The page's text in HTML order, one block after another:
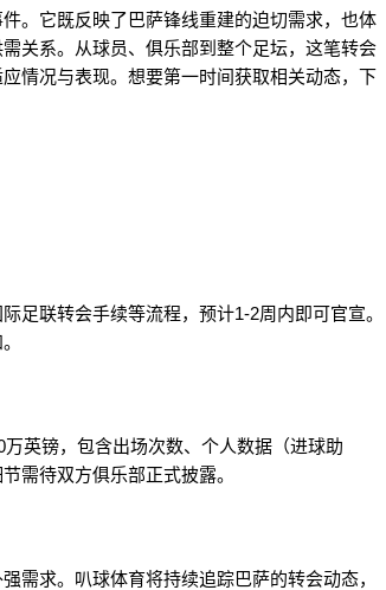
。它既反映了巴萨锋线重建的迫切需求，也体
关系。从球员、俱乐部到整个足坛，这笔转会
情况与表现。想要第一时间获取相关动态，下
足联转会手续等流程，预计1-2周内即可官宣。
英镑，包含出场次数、个人数据（进球助
需待双方俱乐部正式披露。
需求。叭球体育将持续追踪巴萨的转会动态，